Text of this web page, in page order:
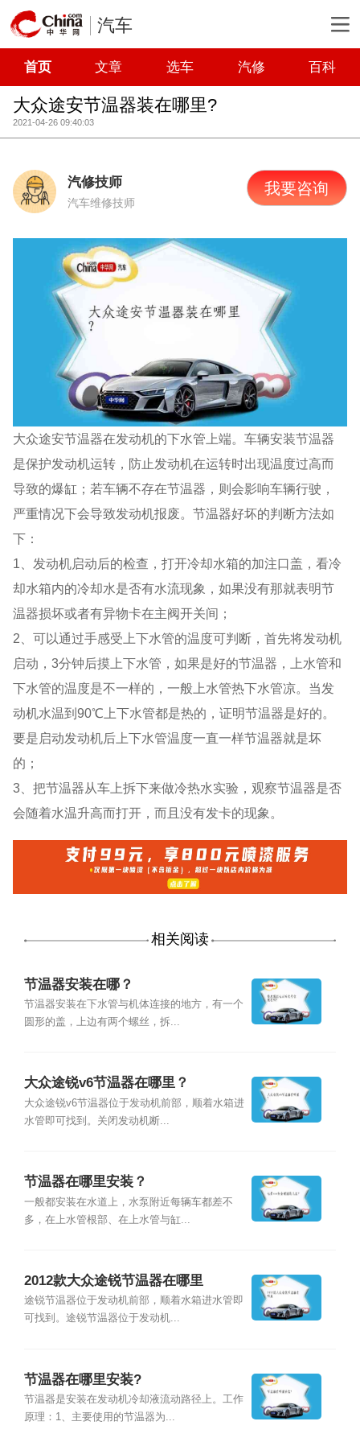
汽车
首页 文章 选车 汽修 百科
大众途安节温器装在哪里?
2021-04-26 09:40:03
汽修技师
汽车维修技师
我要咨询
大众途安节温器在发动机的下水管上端。车辆安装节温器
是保护发动机运转，防止发动机在运转时出现温度过高而
导致的爆缸；若车辆不存在节温器，则会影响车辆行驶，
严重情况下会导致发动机报废。节温器好坏的判断方法如
下：
1、发动机启动后的检查，打开冷却水箱的加注口盖，看冷
却水箱内的冷却水是否有水流现象，如果没有那就表明节
温器损坏或者有异物卡在主阀开关间；
2、可以通过手感受上下水管的温度可判断，首先将发动机
启动，3分钟后摸上下水管，如果是好的节温器，上水管和
下水管的温度是不一样的，一般上水管热下水管凉。当发
动机水温到90℃上下水管都是热的，证明节温器是好的。
要是启动发动机后上下水管温度一直一样节温器就是坏
的；
3、把节温器从车上拆下来做冷热水实验，观察节温器是否
会随着水温升高而打开，而且没有发卡的现象。
相关阅读
节温器安装在哪？
节温器安装在下水管与机体连接的地方，有一个
圆形的盖，上边有两个螺丝，拆...
大众途锐v6节温器在哪里？
大众途锐v6节温器位于发动机前部，顺着水箱进
水管即可找到。关闭发动机断...
节温器在哪里安装？
一般都安装在水道上，水泵附近每辆车都差不
多，在上水管根部、在上水管与缸...
2012款大众途锐节温器在哪里
途锐节温器位于发动机前部，顺着水箱进水管即
可找到。途锐节温器位于发动机...
节温器在哪里安装?
节温器是安装在发动机冷却液流动路径上。工作
原理：1、主要使用的节温器为...